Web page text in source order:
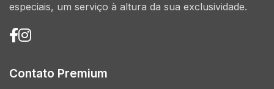
especiais, um serviço à altura da sua exclusividade.
Contato Premium